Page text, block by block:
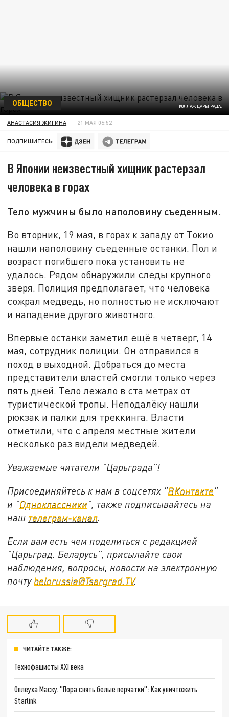
КОЛЛАЖ ЦАРЬГРАДА.
ОБЩЕСТВО
АНАСТАСИЯ ЖИГИНА 21 МАЯ 06:52
ПОДПИШИТЕСЬ:
В Японии неизвестный хищник растерзал
человека в горах
Тело мужчины было наполовину съеденным.
Во вторник, 19 мая, в горах к западу от Токио
нашли наполовину съеденные останки. Пол и
возраст погибшего пока установить не
удалось. Рядом обнаружили следы крупного
зверя. Полиция предполагает, что человека
сожрал медведь, но полностью не исключают
и нападение другого животного.
Впервые останки заметил ещё в четверг, 14
мая, сотрудник полиции. Он отправился в
поход в выходной. Добраться до места
представители властей смогли только через
пять дней. Тело лежало в ста метрах от
туристической тропы. Неподалёку нашли
рюкзак и палки для треккинга. Власти
отметили, что с апреля местные жители
несколько раз видели медведей.
Уважаемые читатели "Царьграда"!
Присоединяйтесь к нам в соцсетях "ВКонтакте"
и "Одноклассники", также подписывайтесь на
наш телеграм-канал.
Если вам есть чем поделиться с редакцией
"Царьград. Беларусь", присылайте свои
наблюдения, вопросы, новости на электронную
почту belorussia@Tsargrad.TV.
ЧИТАЙТЕ ТАКЖЕ:
Технофашисты XXI века
Оплеуха Маску. "Пора снять белые перчатки": Как уничтожить
Starlink